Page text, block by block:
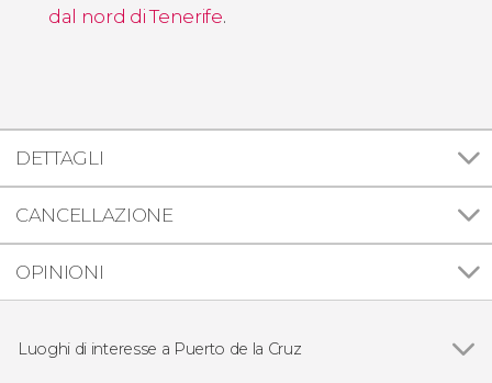
dal nord di Tenerife.
DETTAGLI
CANCELLAZIONE
OPINIONI
Luoghi di interesse a Puerto de la Cruz